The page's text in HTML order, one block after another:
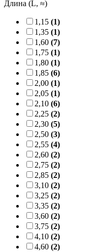
Длина (L, ≈)
1,15 (1)
1,35 (1)
1,60 (7)
1,75 (1)
1,80 (1)
1,85 (6)
2,00 (1)
2,05 (1)
2,10 (6)
2,25 (2)
2,30 (5)
2,50 (3)
2,55 (4)
2,60 (2)
2,75 (2)
2,85 (2)
3,10 (2)
3,25 (2)
3,35 (2)
3,60 (2)
3,75 (2)
4,10 (2)
4,60 (2)